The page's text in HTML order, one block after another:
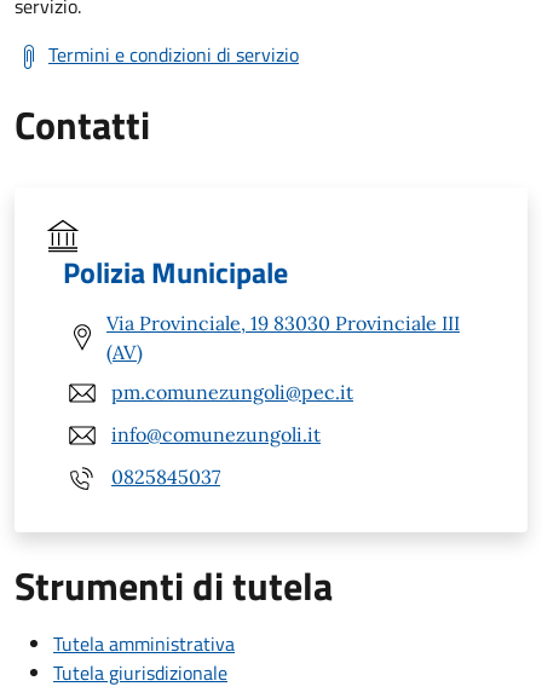
Termini e condizioni di servizio
Contatti
Polizia Municipale
Via Provinciale, 19 83030 Provinciale III
(AV)
pm.comunezungoli@pec.it
info@comunezungoli.it
0825845037
Strumenti di tutela
Tutela amministrativa
Tutela giurisdizionale